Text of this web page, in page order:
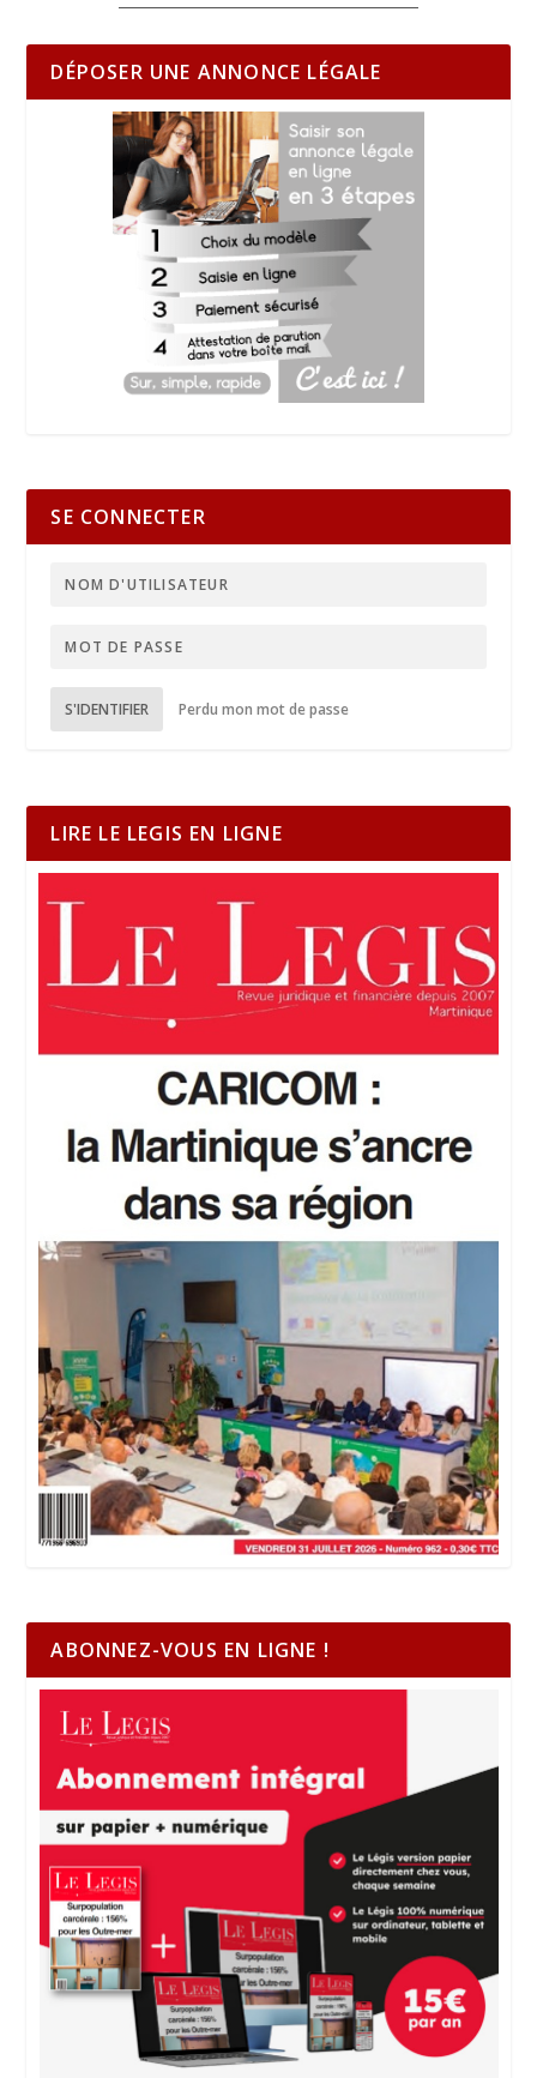
DÉPOSER UNE ANNONCE LÉGALE
SE CONNECTER
S'IDENTIFIER Perdu mon mot de passe
LIRE LE LEGIS EN LIGNE
ABONNEZ-VOUS EN LIGNE !